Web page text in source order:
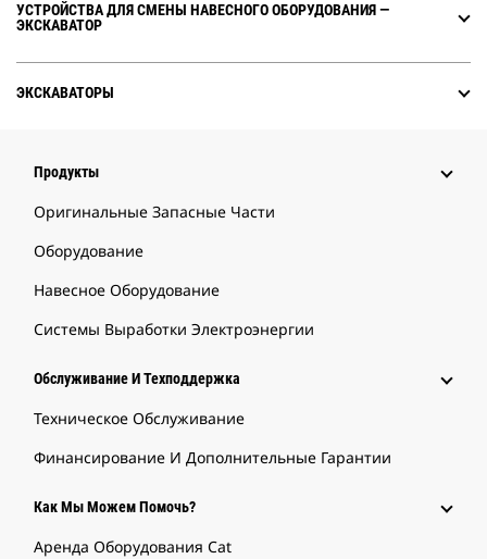
УСТРОЙСТВА ДЛЯ СМЕНЫ НАВЕСНОГО ОБОРУДОВАНИЯ ―
ЭКСКАВАТОР
ЭКСКАВАТОРЫ
Продукты
Оригинальные Запасные Части
Оборудование
Навесное Оборудование
Системы Выработки Электроэнергии
Обслуживание И Техподдержка
Техническое Обслуживание
Финансирование И Дополнительные Гарантии
Как Мы Можем Помочь?
Аренда Оборудования Cat